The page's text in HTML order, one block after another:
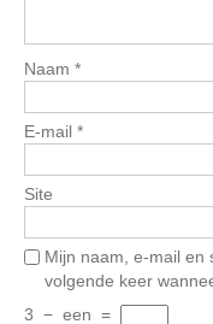
Naam *
E-mail *
Site
Mijn naam, e-mail en
volgende keer
3 − een =